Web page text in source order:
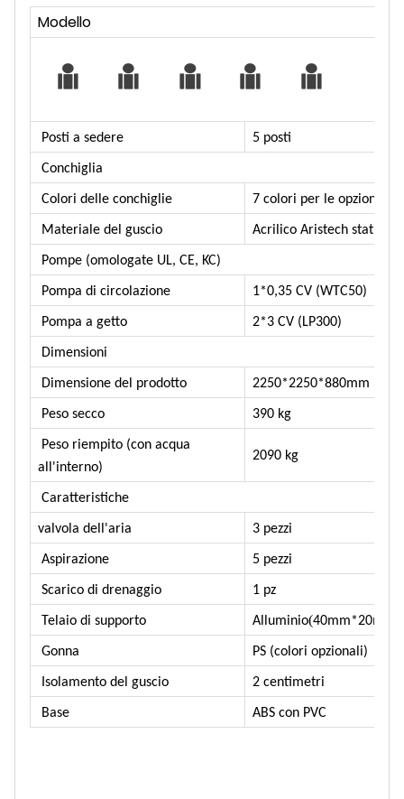
Modello
Posti a sedere 5 posti
Conchiglia
Colori delle conchiglie 7 colori per le opzioni
Materiale del guscio Acrilico Aristech
Pompe (omologate UL, CE, KC)
Pompa di circolazione 1*0,35 CV (WTC50)
Pompa a getto 2*3 CV (LP300)
Dimensioni
Dimensione del prodotto 2250*2250*880mm
Peso secco 390 kg
Peso riempito (con acqua
all'interno)
2090 kg
Caratteristiche
valvola dell'aria 3 pezzi
Aspirazione 5 pezzi
Scarico di drenaggio 1 pz
Telaio di supporto Alluminio(40mm*20mm
Gonna PS (colori opzionali)
Isolamento del guscio 2 centimetri
Base ABS con PVC